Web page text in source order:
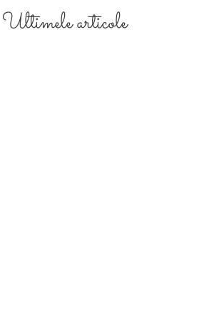
Ultimele articole